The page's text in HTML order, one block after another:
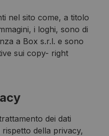
nel sito come, a titolo
i loghi, sono di
a Box s.r.l. e sono
sui copy- right
dei dati
della privacy,